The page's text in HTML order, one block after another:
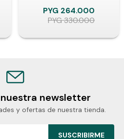
PYG 264.000
PYG330.000
newsletter
y ofertas de nuestra tienda.
SUSCRIBIRME